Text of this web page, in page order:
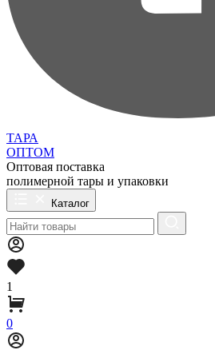
ТАРА
ОПТОМ
Оптовая поставка
полимерной тары и упаковки
Каталог
1
0